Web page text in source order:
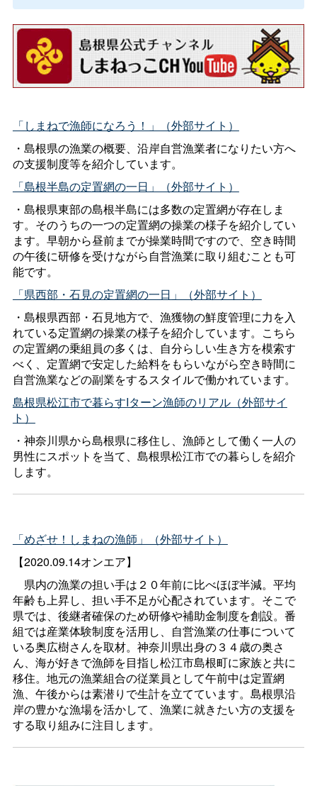
「しまねで漁師になろう！」（外部サイト）
・島根県の漁業の概要、沿岸自営漁業者になりたい方へ
の支援制度等を紹介しています。
「島根半島の定置網の一日」（外部サイト）
・島根県東部の島根半島には多数の定置網が存在しま
す。そのうちの一つの定置網の操業の様子を紹介してい
ます。早朝から昼前までが操業時間ですので、空き時間
の午後に研修を受けながら自営漁業に取り組むことも可
能です。
「県西部・石見の定置網の一日」（外部サイト）
・島根県西部・石見地方で、漁獲物の鮮度管理に力を入
れている定置網の操業の様子を紹介しています。こちら
の定置網の乗組員の多くは、自分らしい生き方を模索す
べく、定置網で安定した給料をもらいながら空き時間に
自営漁業などの副業をするスタイルで働かれています。
島根県松江市で暮らすIターン漁師のリアル（外部サイ
ト）
・神奈川県から島根県に移住し、漁師として働く一人の
男性にスポットを当て、島根県松江市での暮らしを紹介
します。
「めざせ！しまねの漁師」（外部サイト）
【2020.09.14オンエア】
県内の漁業の担い手は２０年前に比べほぼ半減。平均
年齢も上昇し、担い手不足が心配されています。そこで
県では、後継者確保のため研修や補助金制度を創設。番
組では産業体験制度を活用し、自営漁業の仕事について
いる奥広樹さんを取材。神奈川県出身の３４歳の奥さ
ん、海が好きで漁師を目指し松江市島根町に家族と共に
移住。地元の漁業組合の従業員として午前中は定置網
漁、午後からは素潜りで生計を立てています。島根県沿
岸の豊かな漁場を活かして、漁業に就きたい方の支援を
する取り組みに注目します。